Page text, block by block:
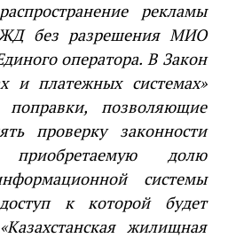
рекламы
без разрешения МИО
оператора. В Закон
и платежных системах»
поправки, позволяющие
проверку законности
долю
системы
к которой будет
жилищная